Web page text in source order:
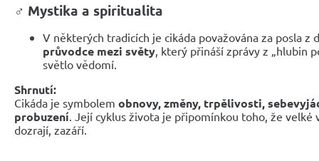
‍♂️ Mystika a spiritualita
V některých tradicích je cikáda považována za posla z
průvodce mezi světy , který přináší zprávy z „hlubin
světlo vědomí.
Shrnutí:
Cikáda je symbolem obnovy, změny, trpělivosti,
probuzení . Její cyklus života je připomínkou toho, že velké
dozrají, zazáří.